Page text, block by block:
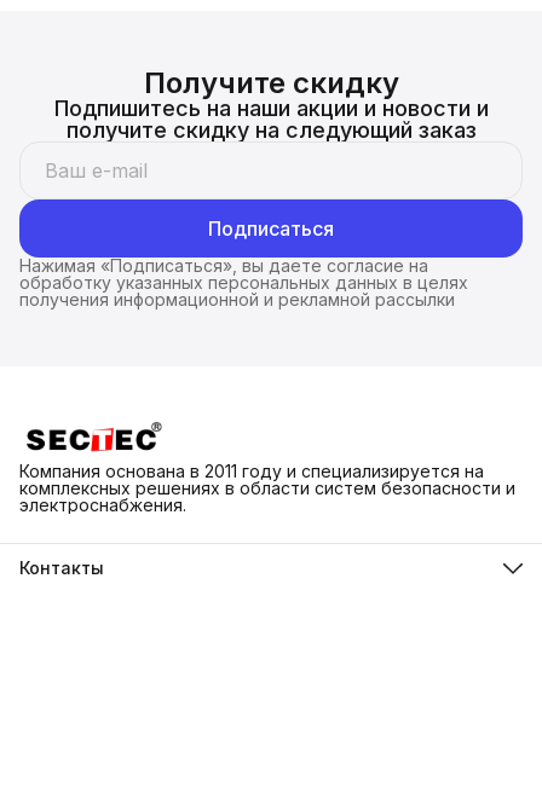
Получите скидку
Подпишитесь на наши акции и новости и
получите скидку на следующий заказ
Подписаться
Нажимая «Подписаться», вы даете согласие на
обработку указанных персональных данных в целях
получения информационной и рекламной рассылки
Компания основана в 2011 году и специализируется на
комплексных решениях в области систем безопасности и
электроснабжения.
Контакты